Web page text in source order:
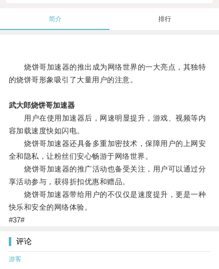
简介 排行
烧饼哥加速器的推出成为网络世界的一大亮点，其独特
的烧饼哥形象吸引了大量用户的注意。
武大郎烧饼哥加速器
用户在使用加速器后，网速明显提升，游戏、视频等内
容加载速度快如闪电。
烧饼哥加速器还具备多重加密技术，保障用户的上网安
全和隐私，让粉丝们安心畅游于网络世界。
烧饼哥加速器的推广活动也备受关注，用户可以通过分
享活动参与，获得折扣优惠和赠品。
烧饼哥加速器带给用户的不仅仅是速度提升，更是一种
快乐和安全的网络体验。
#37#
评论
游客